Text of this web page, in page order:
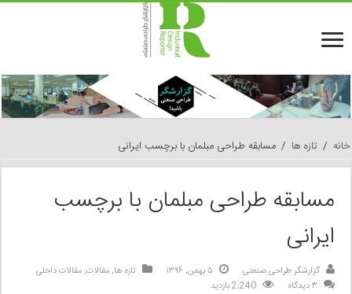
خانه / تازه ها / مسابقه طراحی مبلمان با برچسب ایرانی
مسابقه طراحی مبلمان با برچسب
ایرانی
گزارشگر طراحی صنعتی ۵ بهمن, ۱۳۹۶ تازه ها,مقالات,مقالات داخلی
۳ دیدگاه
2,240 بازدید